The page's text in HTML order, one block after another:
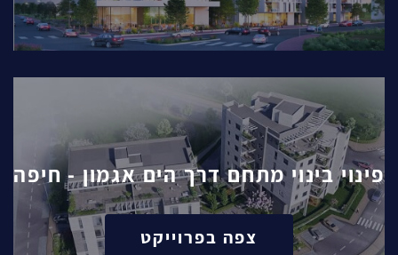
פינוי בינוי מתחם דרך הים אגמון - חיפה
צפה בפרוייקט